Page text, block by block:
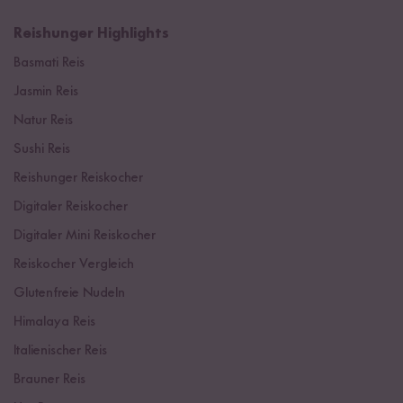
Reishunger Highlights
Basmati Reis
Jasmin Reis
Natur Reis
Sushi Reis
Reishunger Reiskocher
Digitaler Reiskocher
Digitaler Mini Reiskocher
Reiskocher Vergleich
Glutenfreie Nudeln
Himalaya Reis
Italienischer Reis
Brauner Reis